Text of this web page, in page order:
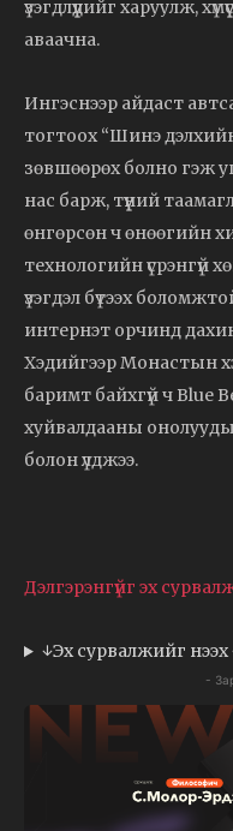
үзэгдлүүдийг харуулж,
аваачна.
Ингэснээр айдаст
тогтоох “Шинэ
зөвшөөрөх болно гэж
нас барж, түүний
өнгөрсөн ч өнөөгийн
технологийн үсрэнгүй
үзэгдэл бүтээх
интернэт орчинд
Хэдийгээр Монастын
баримт байхгүй ч Blue
хуйвалдааны
болон үлджээ.
Дэлгэрэнгүйг эх
↓Эх сурвалжийг нээх
-